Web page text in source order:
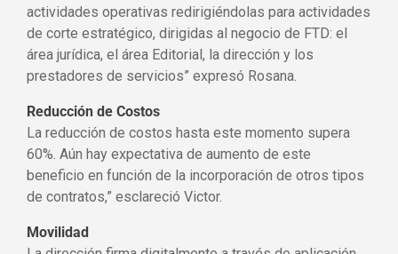
actividades operativas redirigiéndolas para actividades
de corte estratégico, dirigidas al negocio de FTD: el
área jurídica, el área Editorial, la dirección y los
prestadores de servicios” expresó Rosana.
Reducción de Costos
La reducción de costos hasta este momento supera
60%. Aún hay expectativa de aumento de este
beneficio en función de la incorporación de otros tipos
de contratos,” esclareció Victor.
Movilidad